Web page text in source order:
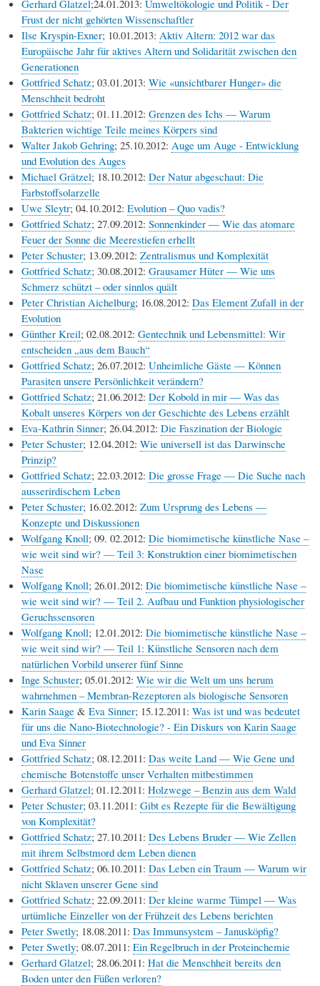
Gerhard Glatzel;24.01.2013: Umweltökologie und Politik - Der
Frust der nicht gehörten Wissenschaftler
Ilse Kryspin-Exner; 10.01.2013: Aktiv Altern: 2012 war das
Europäische Jahr für aktives Altern und Solidarität zwischen den
Generationen
Gottfried Schatz; 03.01.2013: Wie «unsichtbarer Hunger» die
Menschheit bedroht
Gottfried Schatz; 01.11.2012: Grenzen des Ichs — Warum
Bakterien wichtige Teile meines Körpers sind
Walter Jakob Gehring; 25.10.2012: Auge um Auge - Entwicklung
und Evolution des Auges
Michael Grätzel; 18.10.2012: Der Natur abgeschaut: Die
Farbstoffsolarzelle
Uwe Sleytr; 04.10.2012: Evolution – Quo vadis?
Gottfried Schatz; 27.09.2012: Sonnenkinder — Wie das atomare
Feuer der Sonne die Meerestiefen erhellt
Peter Schuster; 13.09.2012: Zentralismus und Komplexität
Gottfried Schatz; 30.08.2012: Grausamer Hüter — Wie uns
Schmerz schützt – oder sinnlos quält
Peter Christian Aichelburg; 16.08.2012: Das Element Zufall in der
Evolution
Günther Kreil; 02.08.2012: Gentechnik und Lebensmittel: Wir
entscheiden „aus dem Bauch“
Gottfried Schatz; 26.07.2012: Unheimliche Gäste — Können
Parasiten unsere Persönlichkeit verändern?
Gottfried Schatz; 21.06.2012: Der Kobold in mir — Was das
Kobalt unseres Körpers von der Geschichte des Lebens erzählt
Eva-Kathrin Sinner; 26.04.2012: Die Faszination der Biologie
Peter Schuster; 12.04.2012: Wie universell ist das Darwinsche
Prinzip?
Gottfried Schatz; 22.03.2012: Die grosse Frage — Die Suche nach
ausserirdischem Leben
Peter Schuster; 16.02.2012: Zum Ursprung des Lebens —
Konzepte und Diskussionen
Wolfgang Knoll; 09. 02.2012: Die biomimetische künstliche Nase –
wie weit sind wir? — Teil 3: Konstruktion einer biomimetischen
Nase
Wolfgang Knoll; 26.01.2012: Die biomimetische künstliche Nase –
wie weit sind wir? — Teil 2. Aufbau und Funktion physiologischer
Geruchssensoren
Wolfgang Knoll; 12.01.2012: Die biomimetische künstliche Nase –
wie weit sind wir? — Teil 1: Künstliche Sensoren nach dem
natürlichen Vorbild unserer fünf Sinne
Inge Schuster; 05.01.2012: Wie wir die Welt um uns herum
wahrnehmen – Membran-Rezeptoren als biologische Sensoren
Karin Saage & Eva Sinner; 15.12.2011: Was ist und was bedeutet
für uns die Nano-Biotechnologie? - Ein Diskurs von Karin Saage
und Eva Sinner
Gottfried Schatz; 08.12.2011: Das weite Land — Wie Gene und
chemische Botenstoffe unser Verhalten mitbestimmen
Gerhard Glatzel; 01.12.2011: Holzwege – Benzin aus dem Wald
Peter Schuster; 03.11.2011: Gibt es Rezepte für die Bewältigung
von Komplexität?
Gottfried Schatz; 27.10.2011: Des Lebens Bruder — Wie Zellen
mit ihrem Selbstmord dem Leben dienen
Gottfried Schatz; 06.10.2011: Das Leben ein Traum — Warum wir
nicht Sklaven unserer Gene sind
Gottfried Schatz; 22.09.2011: Der kleine warme Tümpel — Was
urtümliche Einzeller von der Frühzeit des Lebens berichten
Peter Swetly; 18.08.2011: Das Immunsystem – Janusköpfig?
Peter Swetly; 08.07.2011: Ein Regelbruch in der Proteinchemie
Gerhard Glatzel; 28.06.2011: Hat die Menschheit bereits den
Boden unter den Füßen verloren?